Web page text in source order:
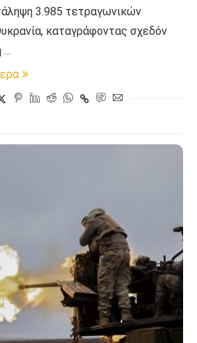
3.985 τετραγωνικών
καταγράφοντας σχεδόν
…